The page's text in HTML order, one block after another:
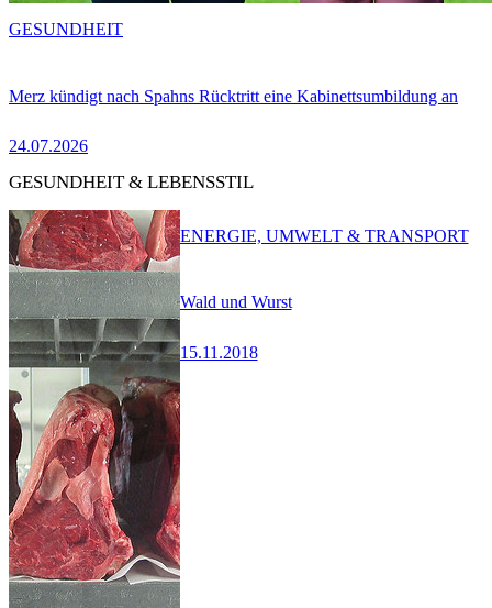
Merz kündigt nach Spahns Rücktritt eine Kabinettsumbildung an
24.07.2026
GESUNDHEIT
GESUNDHEIT & LEBENSSTIL
Wald und Wurst
15.11.2018
ENERGIE, UMWELT & TRANSPORT